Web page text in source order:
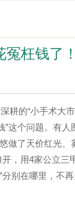
枉钱了！
耕的“小手术大
这个问题。有人
做了天价红光、
，用4家公立三
别在哪里，不再